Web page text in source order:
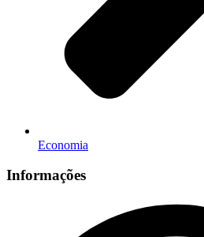
Economia
Informações